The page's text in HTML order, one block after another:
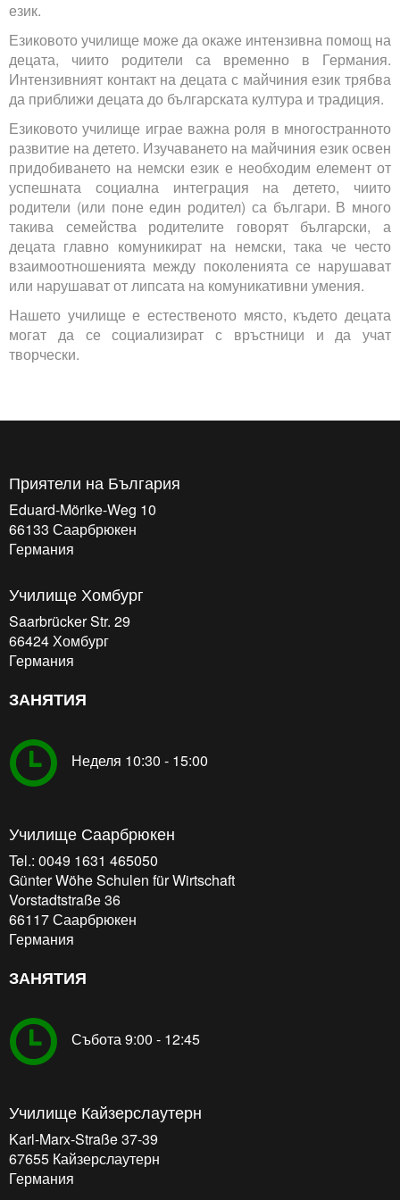
език.
Езиковото училище може да окаже интензивна помощ на
децата, чиито родители са временно в Германия.
Интензивният контакт на децата с майчиния език трябва
да приближи децата до българската култура и традиция.
Езиковото училище играе важна роля в многостранното
развитие на детето. Изучаването на майчиния език освен
придобиването на немски език е необходим елемент от
успешната социална интеграция на детето, чиито
родители (или поне един родител) са българи. В много
такива семейства родителите говорят български, а
децата главно комуникират на немски, така че често
взаимоотношенията между поколенията се нарушават
или нарушават от липсата на комуникативни умения.
Нашето училище е естественото място, където децата
могат да се социализират с връстници и да учат
творчески.
Приятели на България
Eduard-Mörike-Weg 10
66133 Саарбрюкен
Германия
Училище Хомбург
Saarbrücker Str. 29
66424Хомбург
Германия
ЗАНЯТИЯ
Неделя 10:30 - 15:00
Училище Саарбрюкен
Tel.: 0049 1631 465050
Günter Wöhe Schulen für Wirtschaft
Vorstadtstraße 36
66117Саарбрюкен
Германия
ЗАНЯТИЯ
Събота 9:00 - 12:45
Училище Кайзерслаутерн
Karl-Marx-Straße 37-39
67655 Кайзерслаутерн
Германия